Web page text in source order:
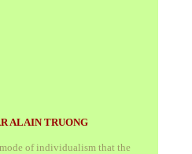
ALAIN TRUONG
of individualism that the